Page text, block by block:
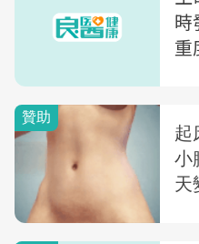
時
重